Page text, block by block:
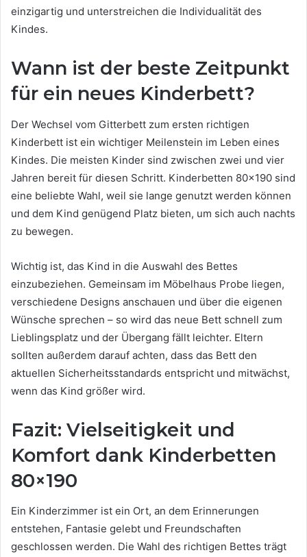
einzigartig und unterstreichen die Individualität des
Kindes.
Wann ist der beste Zeitpunkt
für ein neues Kinderbett?
Der Wechsel vom Gitterbett zum ersten richtigen
Kinderbett ist ein wichtiger Meilenstein im Leben eines
Kindes. Die meisten Kinder sind zwischen zwei und vier
Jahren bereit für diesen Schritt. Kinderbetten 80×190 sind
eine beliebte Wahl, weil sie lange genutzt werden können
und dem Kind genügend Platz bieten, um sich auch nachts
zu bewegen.
Wichtig ist, das Kind in die Auswahl des Bettes
einzubeziehen. Gemeinsam im Möbelhaus Probe liegen,
verschiedene Designs anschauen und über die eigenen
Wünsche sprechen – so wird das neue Bett schnell zum
Lieblingsplatz und der Übergang fällt leichter. Eltern
sollten außerdem darauf achten, dass das Bett den
aktuellen Sicherheitsstandards entspricht und mitwächst,
wenn das Kind größer wird.
Fazit: Vielseitigkeit und
Komfort dank Kinderbetten
80×190
Ein Kinderzimmer ist ein Ort, an dem Erinnerungen
entstehen, Fantasie gelebt und Freundschaften
geschlossen werden. Die Wahl des richtigen Bettes trägt